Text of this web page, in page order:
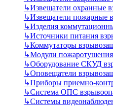
↳Извещатели охранные
↳Извещатели пожарные
↳Изделия
↳Источники питания
↳Коммутаторы
↳Модули
↳Оборудование СКУД
↳Оповещатели
↳Приборы приемно-
↳Система ОПС
↳Системы